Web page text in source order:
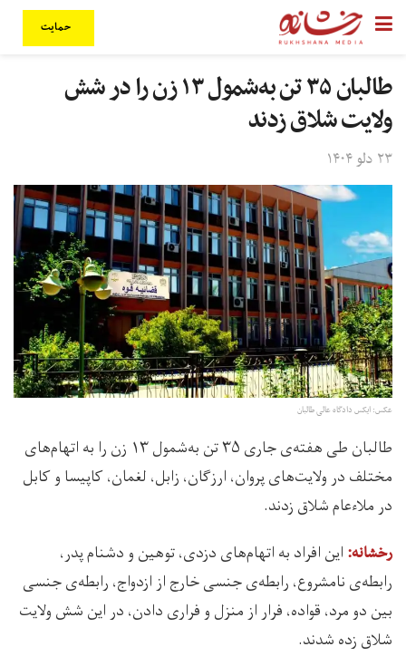
حمایت
طالبان ۳۵ تن به‌شمول ۱۳ زن را در شش
ولایت شلاق زدند
۲۳ دلو ۱۴۰۴
عکس: ایکس دادگاه عالی طالبان
طالبان طی هفته‌ی جاری ۳۵ تن به‌شمول ۱۳ زن را به اتهام‌های
مختلف در ولایت‌های پروان، ارزگان، زابل، لغمان، کاپیسا و کابل
در ملاءعام شلاق زدند.
رخشانه: اين افراد به اتهام‌های دزدی، توهین و دشنام پدر،
رابطه‌ی نامشروع، رابطه‌ی جنسی خارج از ازدواج، رابطه‌ی جنسی
بین دو مرد، قواده، فرار از منزل و فراری دادن، در این شش ولایت
شلاق زده شدند.